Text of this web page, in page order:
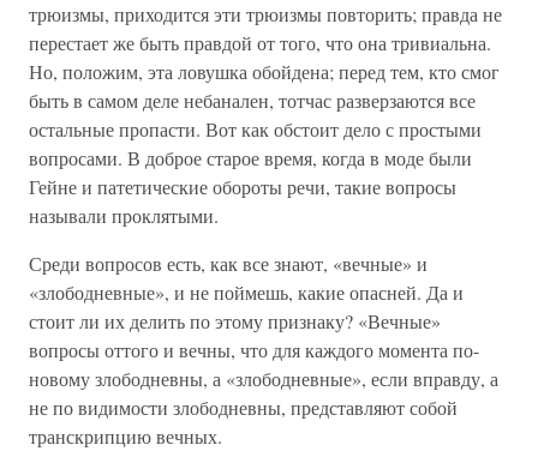
трюизмы, приходится эти трюизмы повторить; правда не
перестает же быть правдой от того, что она тривиальна.
Но, положим, эта ловушка обойдена; перед тем, кто смог
быть в самом деле небанален, тотчас разверзаются все
остальные пропасти. Вот как обстоит дело с простыми
вопросами. В доброе старое время, когда в моде были
Гейне и патетические обороты речи, такие вопросы
называли проклятыми.
Среди вопросов есть, как все знают, «вечные» и
«злободневные», и не поймешь, какие опасней. Да и
стоит ли их делить по этому признаку? «Вечные»
вопросы оттого и вечны, что для каждого момента по-
новому злободневны, а «злободневные», если вправду, а
не по видимости злободневны, представляют собой
транскрипцию вечных.